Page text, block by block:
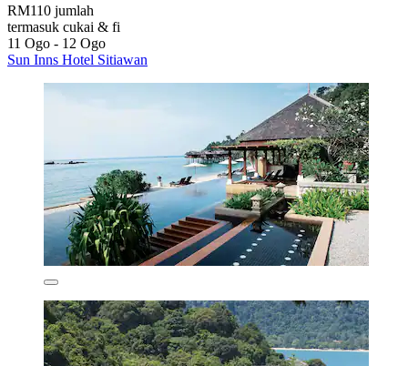
RM110 jumlah
termasuk cukai & fi
11 Ogo - 12 Ogo
Sun Inns Hotel Sitiawan